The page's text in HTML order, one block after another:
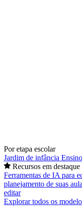
Por etapa escolar
Jardim de infância
Recursos em destaque
Ferramentas de IA para
planejamento de suas
editar
Explorar todos os